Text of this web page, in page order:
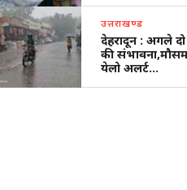
उत्तराखण्ड
देहरादून : अगले दो
की
येलो अलर्ट…